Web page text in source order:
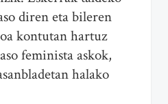
diren eta bileren
kontutan hartuz
feminista askok,
halako